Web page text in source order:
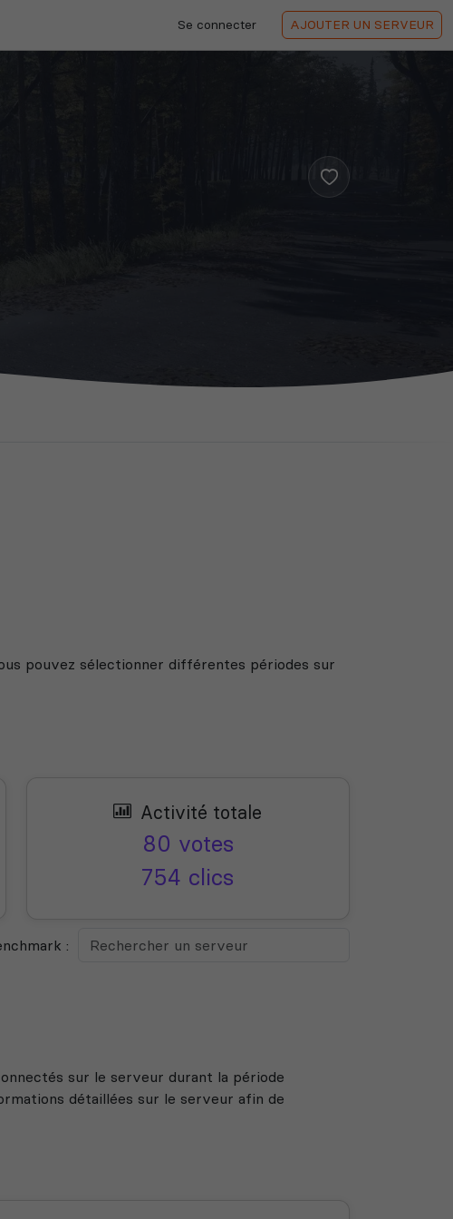
Se connecter AJOUTER UN SERVEUR
pouvez sélectionner différentes périodes sur
Activité totale
80 votes
754 clics
:
sur le serveur durant la période
détaillées sur le serveur afin de